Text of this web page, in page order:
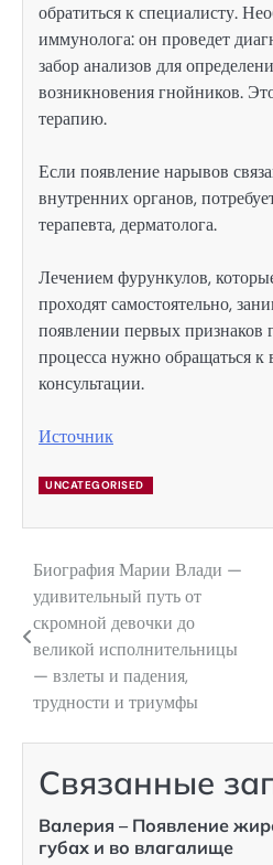
обратиться к специалисту.
иммунолога: он проведет
забор анализов для
возникновения гнойников.
терапию.
Если появление нарывов
внутренних органов,
терапевта, дерматолога.
Лечением фурункулов,
проходят самостоятельно,
появлении первых признаков
процесса нужно обращаться к
консультации.
Источник
UNCATEGORISED
Навигация
по
записям
Биография Марии Влади —
удивительный путь от
скромной девочки до
великой исполнительницы
— взлеты и падения,
трудности и триумфы
Связанные
Валерия – Появление
губах и во влагалище